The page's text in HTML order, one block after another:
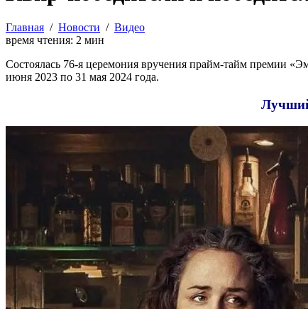
Главная / Новости / Видео
время чтения: 2 мин
Состоялась 76-я церемония вручения прайм-тайм премии
июня 2023 по 31 мая 2024 года.